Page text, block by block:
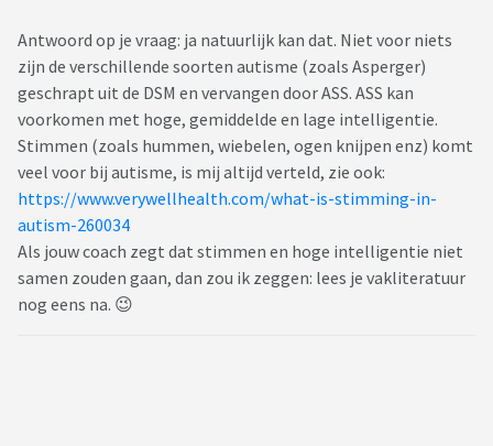
Antwoord op je vraag: ja natuurlijk kan dat. Niet voor niets
zijn de verschillende soorten autisme (zoals Asperger)
geschrapt uit de DSM en vervangen door ASS. ASS kan
voorkomen met hoge, gemiddelde en lage intelligentie.
Stimmen (zoals hummen, wiebelen, ogen knijpen enz) komt
veel voor bij autisme, is mij altijd verteld, zie ook:
https://www.verywellhealth.com/what-is-stimming-in-
autism-260034
Als jouw coach zegt dat stimmen en hoge intelligentie niet
samen zouden gaan, dan zou ik zeggen: lees je vakliteratuur
nog eens na. 😉